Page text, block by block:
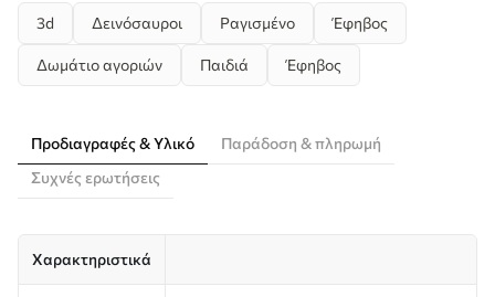
3d Δεινόσαυροι Ραγισμένο Έφηβος
Δωμάτιο αγοριών Παιδιά Έφηβος
Προδιαγραφές & Υλικό
Παράδοση & πληρωμή
Συχνές ερωτήσεις
Χαρακτηριστικά